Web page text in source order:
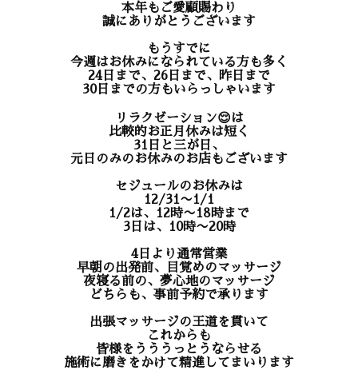
本年もご愛顧賜わり
誠にありがとうございます
もうすでに
今週はお休みになられている方も多く
24日まで、26日まで、昨日まで
30日までの方もいらっしゃいます
リラクゼーション😌は
比較的お正月休みは短く
31日と三が日、
元日のみのお休みのお店もございます
セジュールのお休みは
12/31〜1/1
1/2は、12時〜18時まで
3日は、10時〜20時
4日より通常営業
早朝の出発前、目覚めのマッサージ
夜寝る前の、夢心地のマッサージ
どちらも、事前予約で承ります
出張マッサージの王道を貫いて
これからも
皆様をうううっとうならせる
施術に磨きをかけて精進してまいります